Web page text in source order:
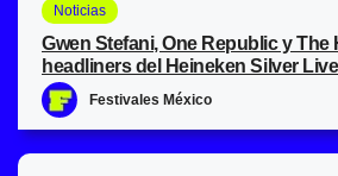
Noticias
Gwen Stefani, One Republic y The
headliners del Heineken Silver
Festivales México